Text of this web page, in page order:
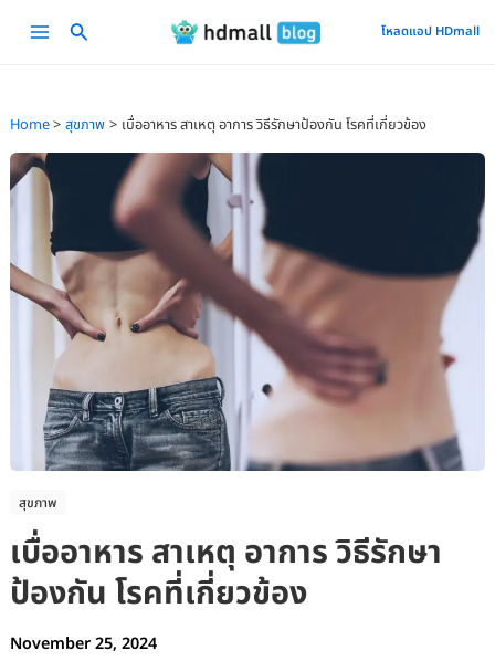
Main
โหลดแอป HDmall
Home สุขภาพ เบื่ออาหาร สาเหตุ อาการ วิธีรักษาป้องกัน โรคที่เกี่ยวข้อง
สุขภาพ
เบื่ออาหาร สาเหตุ อาการ วิธีรักษา
ป้องกัน โรคที่เกี่ยวข้อง
November 25, 2024